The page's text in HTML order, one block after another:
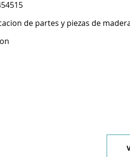
de partes y piezas de